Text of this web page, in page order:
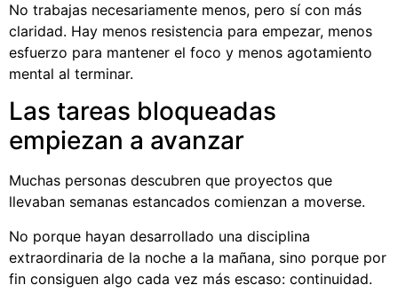
No trabajas necesariamente menos, pero sí con más
claridad. Hay menos resistencia para empezar, menos
esfuerzo para mantener el foco y menos agotamiento
mental al terminar.
Las tareas bloqueadas
empiezan a avanzar
Muchas personas descubren que proyectos que
llevaban semanas estancados comienzan a moverse.
No porque hayan desarrollado una disciplina
extraordinaria de la noche a la mañana, sino porque por
fin consiguen algo cada vez más escaso: continuidad.